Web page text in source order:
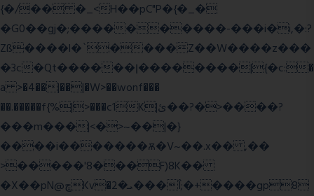
{�/�� �_<H��pC"P�{�_�
�G0��gj�;����������-���i�i,�:?
Zß����l�`����Z��W����z���
�3c�Qt������ן��������|{�c:�
a >�4��|��|�W>��wonf���
��.�����f{%|>���c1K|ئ��?�>����?
���m���|<�>~��|�}
����i�������ѫ�V~��.x�� ,��
>�����'8���F)8K��
�X��pN@ڇKv�ܝ�2���Î;�+����gp8